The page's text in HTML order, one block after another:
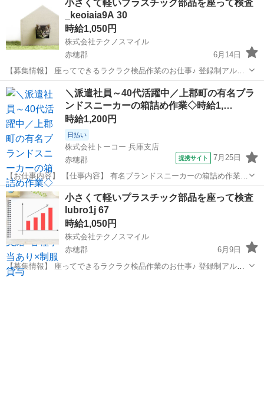
小さくて軽いプラスチック部品を座って検査
_keoiaia9A 30
時給1,050円
株式会社テクノスマイル
赤穂郡
6月14日
【募集情報】 座ってできるラクラク検品作業のお仕事♪ 登録制アルバ
イトなので、『短時間だけ』や『この曜日だけ』など、 アナタのご都
合の良い時だけ働く事が可能です! 未経験の方・学生さん(高校生OK)・
主婦(主...
兵庫 工場 スタッフ
＼派遣社員～40代活躍中／上郡町の有名ブラ
ンドスニーカーの箱詰め作業◇時給1,…
時給1,200円
日払い
株式会社トーコー 兵庫支店
赤穂郡
提携サイト 7月25日
【お仕事内容】 【仕事内容】 有名ブランドスニーカーの箱詰め作業を
おまかせします! 具体的には… 1足ずつスニーカーを箱詰めして頂く
などのお仕事になります。 カンタン軽作業&らくらく座り仕事ですよ♪
現在活躍されて...
兵庫 赤穂郡 仕分け
小さくて軽いプラスチック部品を座って検査
Iubro1j 67
時給1,050円
株式会社テクノスマイル
赤穂郡
6月9日
【募集情報】 座ってできるラクラク検品作業のお仕事♪ 登録制アルバ
イトなので、『短時間だけ』や『この曜日だけ』など、 アナタのご都